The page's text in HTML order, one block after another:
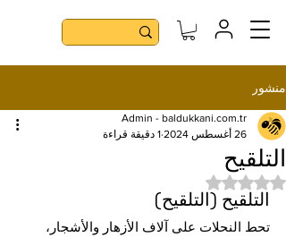
منشور
التلقيح
Admin - baldukkani.com.tr
26 أغسطس 2024
1 دقيقة قراءة
تم التقييم بـ ليس رقمًا من أصل 5 نجوم.
التلقيح (التلقيح)
تحط النحلات على آلاف الأزهار والأشجار،